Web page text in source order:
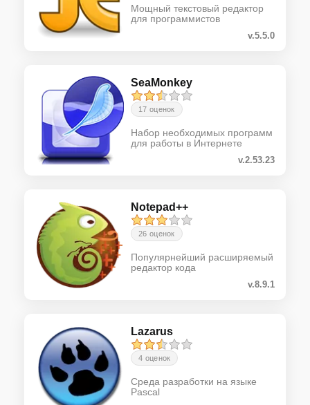
Мощный текстовый редактор
для программистов
v.5.5.0
SeaMonkey
17 оценок
Набор необходимых программ
для работы в Интернете
v.2.53.23
Notepad++
26 оценок
Популярнейший расширяемый
редактор кода
v.8.9.1
Lazarus
4 оценок
Среда разработки на языке
Pascal